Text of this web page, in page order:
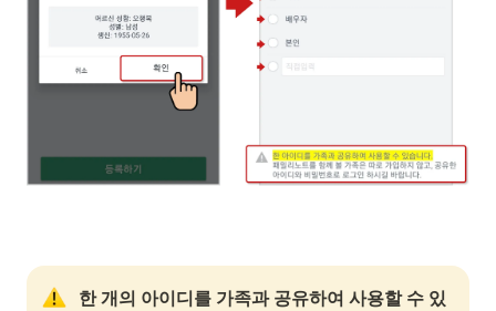
한 개의 아이디를 가족과 공유하여 사용할 수 있